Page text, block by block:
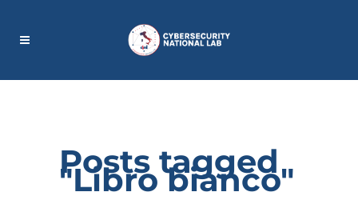
Posts tagged
"Libro bianco"